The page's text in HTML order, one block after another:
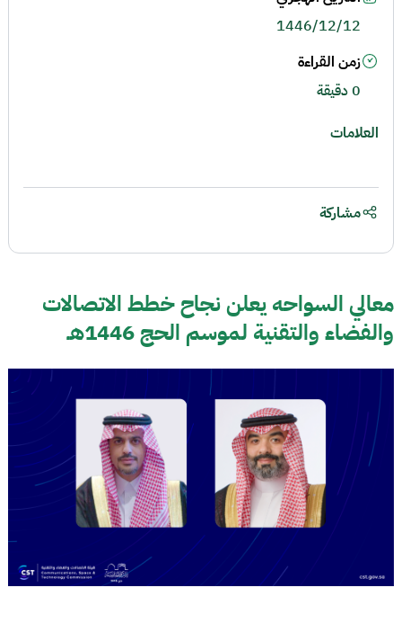
معالي السواحه يعلن نجاح خطط الاتصالات
والفضاء والتقنية لموسم الحج 1446هـ
1446/12/12
زمن القراءة
0 دقيقة
العلامات
مشاركة